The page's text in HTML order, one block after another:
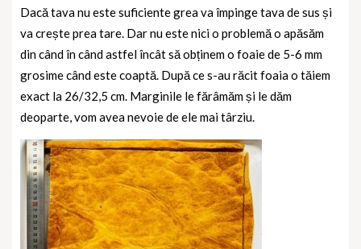
Dacă tava nu este suficiente grea va împinge tava de sus și
va crește prea tare. Dar nu este nici o problemă o apăsăm
din când în când astfel încât să obținem o foaie de 5-6 mm
grosime când este coaptă. După ce s-au răcit foaia o tăiem
exact la 26/32,5 cm. Marginile le fărâmăm și le dăm
deoparte, vom avea nevoie de ele mai târziu.